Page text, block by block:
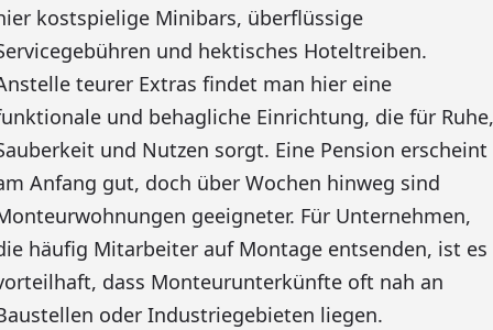
kostspielige Minibars, überflüssige
und hektisches Hoteltreiben.
teurer Extras findet man hier eine
und behagliche Einrichtung, die für Ruhe,
und Nutzen sorgt. Eine Pension erscheint
Anfang gut, doch über Wochen hinweg sind
geeigneter. Für Unternehmen,
häufig Mitarbeiter auf Montage entsenden, ist es
dass Monteurunterkünfte oft nah an
oder Industriegebieten liegen.